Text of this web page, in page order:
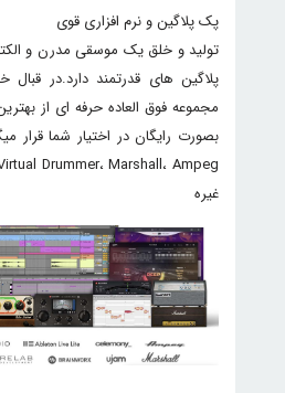
پک پلاگین و نرم افزاری قوی
تولید و خلق یک موسقی مدرن و
پلاگین های قدرتمند دارد.در
مجموعه فوق العاده حرفه ای از
غیره